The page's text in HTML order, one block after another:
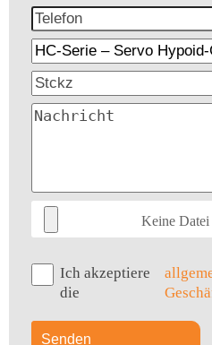
Keine Datei
Ich akzeptiere
die